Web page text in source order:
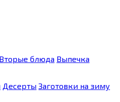
Вторые блюда Выпечка
Десерты Заготовки на зиму